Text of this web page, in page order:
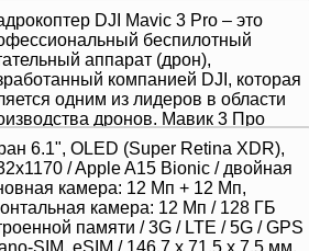
DJI Mavic 3 Pro – это
беспилотный
аппарат (дрон),
компанией DJI, которая
одним из лидеров в области
дронов. Мавик 3 Про
собой новейшую модель
Mavic и отличается высоким
съемки, продвинутыми
и улучшенной
для
6.1", OLED (Super Retina XDR),
/ Apple A15 Bionic / двойная
камера: 12 Мп + 12 Мп,
камера: 12 Мп / 128 ГБ
памяти / 3G / LTE / 5G / GPS
SIM, eSIM / 146.7 х 71.5 х 7.5 мм,
грн
Якщо ви
то ви
магазині
наші б/в
перед
пристрій,
загальну
продукти
отримуєте
що купуєте